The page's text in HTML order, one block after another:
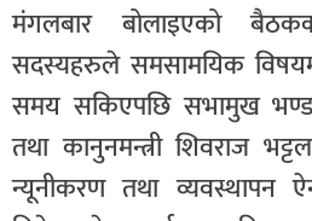
मंगलबार बोलाइएको
सदस्यहरुले समसामयिक
समय सकिएपछि सभामुख
तथा कानुनमन्त्री शिवराज
न्यूनीकरण तथा